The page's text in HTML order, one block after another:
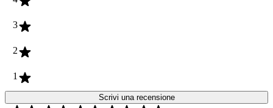
3
2
1
Scrivi una recensione